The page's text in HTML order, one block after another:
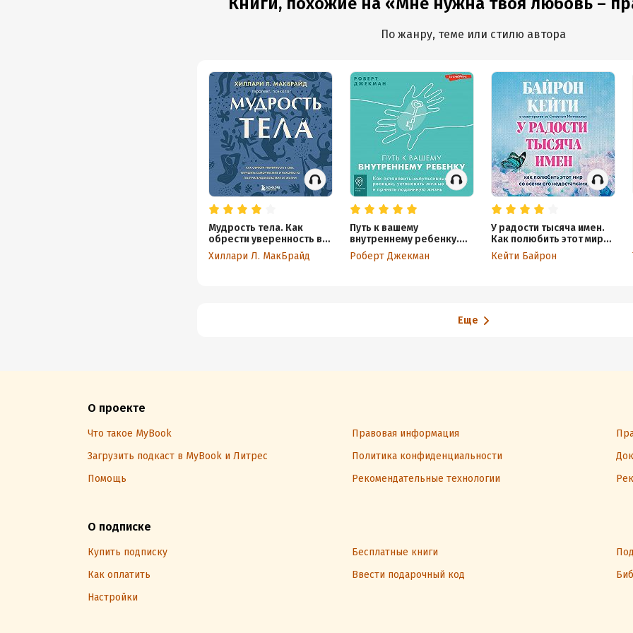
По жанру, теме или стилю автора
Мудрость тела. Как
обрести уверенность в
себе, улучшить
самочувствие и наконец-
Хиллари Л. МакБрайд
Путь к вашему
внутреннему ребенку.
Как остановить
импульсивные реакции,
Роберт Джекман
У радости тысяча имен.
Как полюбить этот мир
со всеми его
недостатками
Кейти Байрон
Еще
О проекте
Что такое MyBook Правовая информация
Загрузить подкаст в MyBook и Литрес
Политика конфиденциальности
Помощь
Рекомендательные технологии
О подписке
Купить подписку Бесплатные книги
Как оплатить
Ввести подарочный код
Настройки